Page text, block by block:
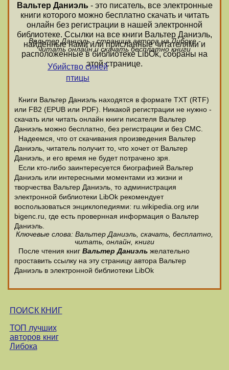
Вальтер Даниэль- это писатель, все электронные
книги которого можно бесплатно скачать и читать
онлайн без регистрации в нашей электронной
библиотеке. Ссылки на все книги Вальтер Даниэль,
найденные нами или присланные читателями и
расположенные в библиотеке LibOk, собраны на
этой странице.
Вальтер Даниэль - страница автора на Либоке -
читать онлайн и скачать бесплатно книги
Убийство синей
птицы
Книги Вальтер Даниэль находятся в формате ТХТ (RTF)
или FB2 (EPUB или PDF). Никакой регистрации не нужно -
скачать или читать онлайн книги писателя Вальтер
Даниэль можно бесплатно, без регистрации и без СМС.
Надеемся, что от скачивания произведения Вальтер
Даниэль, читатель получит то, что хочет от Вальтер
Даниэль, и его время не будет потрачено зря.
Если кто-либо заинтересуется биографией Вальтер
Даниэль или интересными моментами из жизни и
творчества Вальтер Даниэль, то администрация
электронной библиотеки LibOk рекомендует
воспользоваться энциклопедиями: ru.wikipedia.org или
bigenc.ru, где есть провернная информация о Вальтер
Даниэль.
Ключевые слова: Вальтер Даниэль, скачать, бесплатно,
читать, онлайн, книги
После чтения книг Вальтер Даниэль желательно
проставить ссылку на эту страницу автора Вальтер
Даниэль в электронной библиотеки LibOk
ПОИСК КНИГ
ТОП лучших
авторов книг
Либока